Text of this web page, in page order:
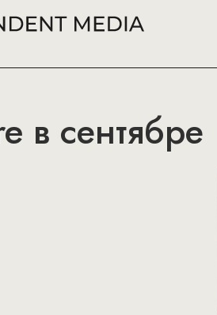
в сентябре